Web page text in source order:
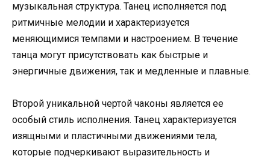
музыкальная структура. Танец исполняется под
ритмичные мелодии и характеризуется
меняющимися темпами и настроением. В течение
танца могут присутствовать как быстрые и
энергичные движения, так и медленные и плавные.
Второй уникальной чертой чаконы является ее
особый стиль исполнения. Танец характеризуется
изящными и пластичными движениями тела,
которые подчеркивают выразительность и